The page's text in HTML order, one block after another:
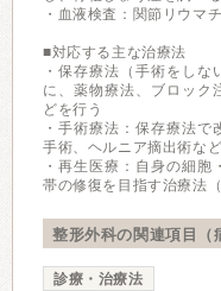
・血液検査：関節リウマ
■対応する主な治療法
・保存療法（手術をし
に、薬物療法、ブロック
どを行う
・手術療法：保存療法
手術、ヘルニア摘出術な
・再生医療：自身の細胞
帯の修復を目指す治療法
整形外科の関連項目（
診療・治療法